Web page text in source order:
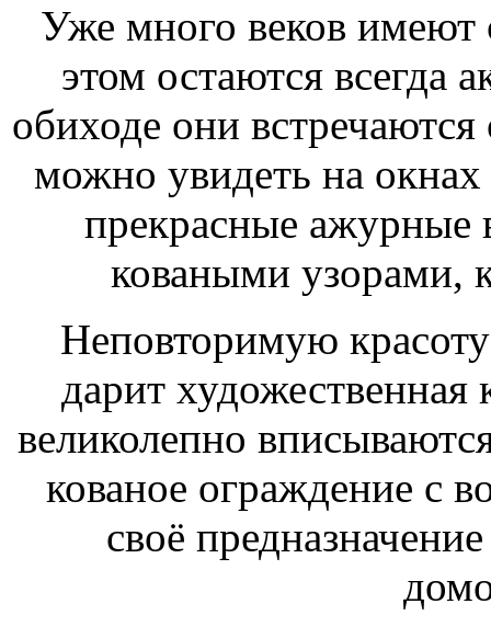
Уже много веков имеют
этом остаются всегда
обиходе они
можно увидеть на
прекрасные ажурные
коваными узорами,
Неповторимую
дарит художественная
великолепно
кованое ограждение с
своё